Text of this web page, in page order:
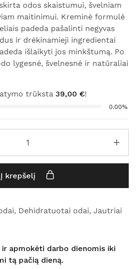
odos skaistumui, švelniam
maitinimui. Kreminė formulė
padeda pašalinti negyvas
ir drėkinamieji ingredientai
išlaikyti jos minkštumą. Po
lygesnė, švelnesnė ir natūraliai
trūksta 39,00 €!
0.00%
Į krepšelį
, Dehidratuotai odai, Jautriai
apmokėti darbo dienomis iki
tą pačią dieną.